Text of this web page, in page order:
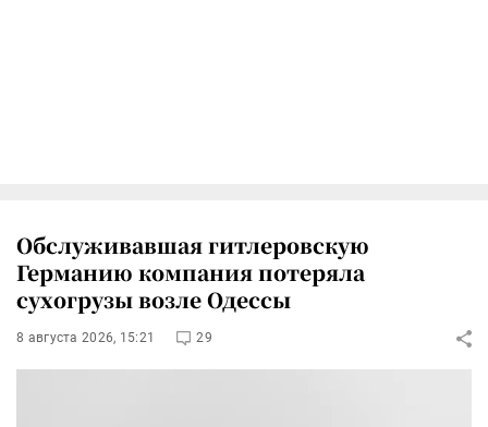
Обслуживавшая гитлеровскую
Германию компания потеряла
сухогрузы возле Одессы
8 августа 2026, 15:21 29